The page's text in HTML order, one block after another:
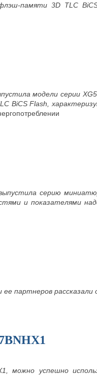
памяти 3D TLC
модели серии
BiCS Flash,
серию
и показателями
партнеров рассказали
можно успешно